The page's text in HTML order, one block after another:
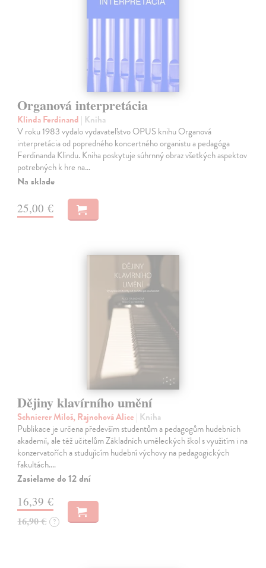
Organová interpretácia
Klinda Ferdinand | Kniha
V roku 1983 vydalo vydavateľstvo OPUS knihu Organová
interpretácia od popredného koncertného organistu a pedagóga
Ferdinanda Klindu. Kniha poskytuje súhrnný obraz všetkých aspektov
potrebných k hre na…
Na sklade
25,00 €
Dějiny klavírního umění
Schnierer Miloš, Rajnohová Alice | Kniha
Publikace je určena především studentům a pedagogům hudebních
akademií, ale též učitelům Základních uměleckých škol s využitím i na
konzervatořích a studujícím hudební výchovy na pedagogických
fakultách.…
Zasielame do 12 dní
16,39 €
16,90 € ?